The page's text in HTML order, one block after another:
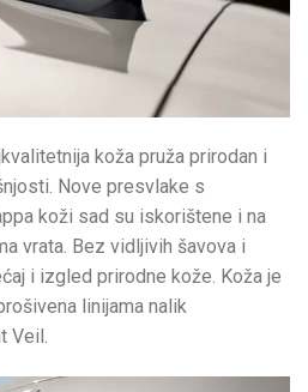
koža pruža prirodan i
Nove presvlake s
koži sad su iskorištene i na
vrata. Bez vidljivih šavova i
i izgled prirodne kože. Koža je
linijama nalik
Veil.